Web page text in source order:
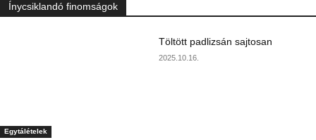
Ínycsiklandó finomságok
Egytálételek
Töltött padlizsán sajtosan
2025.10.16.